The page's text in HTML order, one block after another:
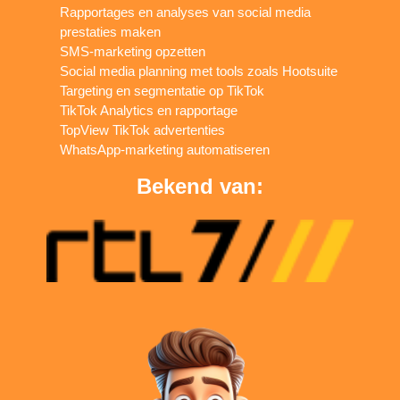
Rapportages en analyses van social media
prestaties maken
SMS-marketing opzetten
Social media planning met tools zoals Hootsuite
Targeting en segmentatie op TikTok
TikTok Analytics en rapportage
TopView TikTok advertenties
WhatsApp-marketing automatiseren
Bekend van: